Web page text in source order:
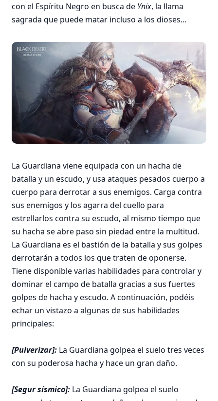
con el Espíritu Negro en busca de Ynix, la llama
sagrada que puede matar incluso a los dioses…
La Guardiana viene equipada con un hacha de
batalla y un escudo, y usa ataques pesados cuerpo a
cuerpo para derrotar a sus enemigos. Carga contra
sus enemigos y los agarra del cuello para
estrellarlos contra su escudo, al mismo tiempo que
su hacha se abre paso sin piedad entre la multitud.
La Guardiana es el bastión de la batalla y sus golpes
derrotarán a todos los que traten de oponerse.
Tiene disponible varias habilidades para controlar y
dominar el campo de batalla gracias a sus fuertes
golpes de hacha y escudo. A continuación, podéis
echar un vistazo a algunas de sus habilidades
principales:
[Pulverizar]: La Guardiana golpea el suelo tres veces
con su poderosa hacha y hace un gran daño.
[Segur sísmico]: La Guardiana golpea el suelo